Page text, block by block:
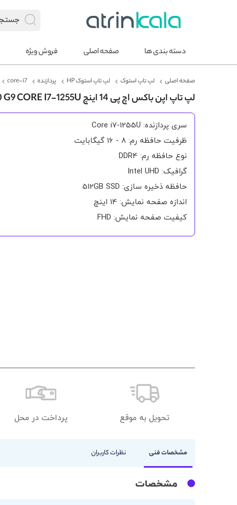
دسته بندی ها
صفحه اصلی فروش ویژه
صفحه اصلی لپ تاپ استوک لپ تاپ استوک HP پردازنده core-i7
لپ تاپ اپن باکس اچ پی 14 اینچ PROBOOK 440 G9 CORE I7-1255U لمسی FHD
سری پردازنده: Core i7-1255U
ظرفیت حافظه رم: 8 - 16 گیگابایت
نوع حافظه رم: DDR4
گرافیک: Intel UHD
حافظه ذخیره سازی: 512GB SSD
اندازه صفحه نمایش: 14 اینچ
کیفیت صفحه نمایش: FHD
تحویل به موقع پرداخت در محل
مشخصات فنی نظرات کاربران
مشخصات